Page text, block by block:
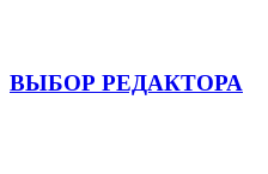
ВЫБОР РЕДАКТОРА